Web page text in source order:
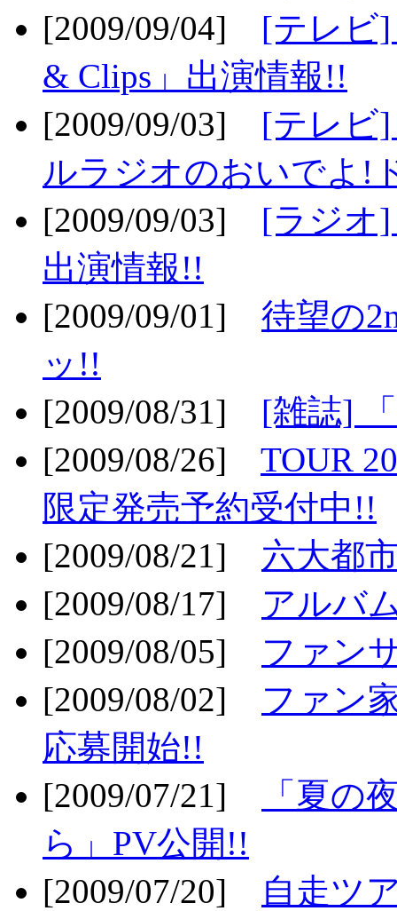
[2009/09/04] [テレビ]
& Clips」出演情報!!
[2009/09/03] [テレビ
ルラジオのおいでよ!
[2009/09/03] [ラジオ]
出演情報!!
[2009/09/01] 待望の
ッ!!
[2009/08/31] [雑誌]
[2009/08/26] TOUR
限定発売予約受付中!!
[2009/08/21] 六大都
[2009/08/17] アルバ
[2009/08/05] ファン
[2009/08/02] ファン
応募開始!!
[2009/07/21]
「夏の
ら」PV公開!!
[2009/07/20]
自走ツ